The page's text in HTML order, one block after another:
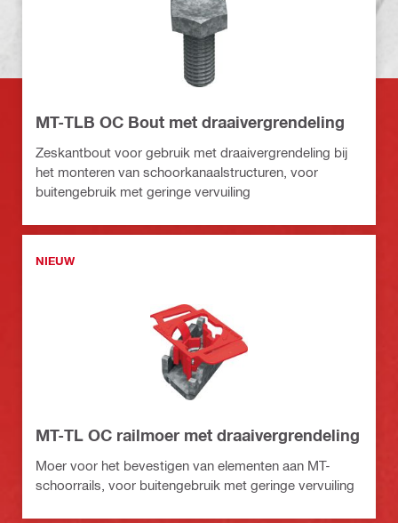
MT-TLB OC Bout met draaivergrendeling
Zeskantbout voor gebruik met draaivergrendeling bij
het monteren van schoorkanaalstructuren, voor
buitengebruik met geringe vervuiling
NIEUW
MT-TL OC railmoer met draaivergrendeling
Moer voor het bevestigen van elementen aan MT-
schoorrails, voor buitengebruik met geringe vervuiling